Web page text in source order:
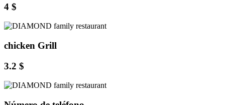
4 $
chicken Grill
3.2 $